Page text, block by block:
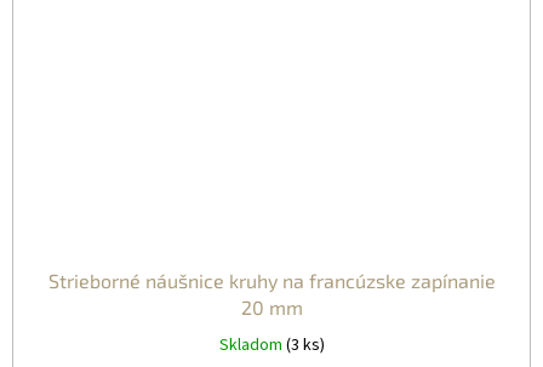
Strieborné náušnice kruhy na francúzske zapínanie
20 mm
Skladom (3 ks)